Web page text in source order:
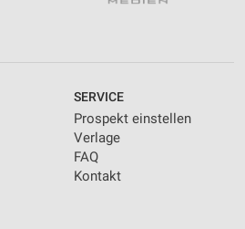
SERVICE
Prospekt einstellen
Verlage
FAQ
Kontakt